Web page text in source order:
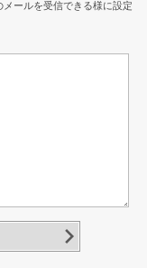
メールを受信できる様に設定